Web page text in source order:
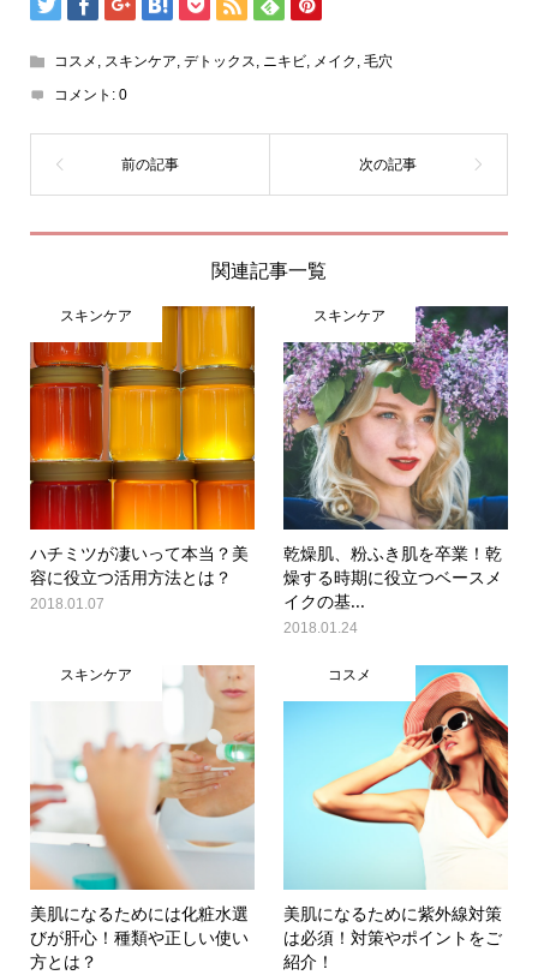
コスメ スキンケア デトックス ニキビ, メイク 毛穴
コメント: 0
関連記事一覧
スキンケア
ハチミツが凄いって本当？美
容に役立つ活用方法とは？
2018.01.07
スキンケア
乾燥肌、粉ふき肌を卒業！乾
燥する時期に役立つベースメ
イクの基...
2018.01.24
スキンケア
美肌になるためには化粧水選
びが肝心！種類や正しい使い
方とは？
コスメ
美肌になるために紫外線対策
は必須！対策やポイントをご
紹介！